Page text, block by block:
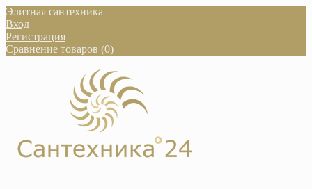
Элитная сантехника
Вход |
Регистрация
Сравнение товаров (0)